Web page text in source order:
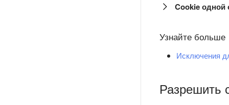
Cookie одной
Узнайте больше
Исключения
Разрешить